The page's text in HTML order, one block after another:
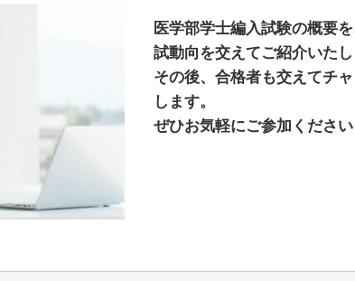
医学部学士編入試験の概要
試動向を交えてご紹介いたし
その後、合格者も交えてチ
します。
ぜひお気軽にご参加ください